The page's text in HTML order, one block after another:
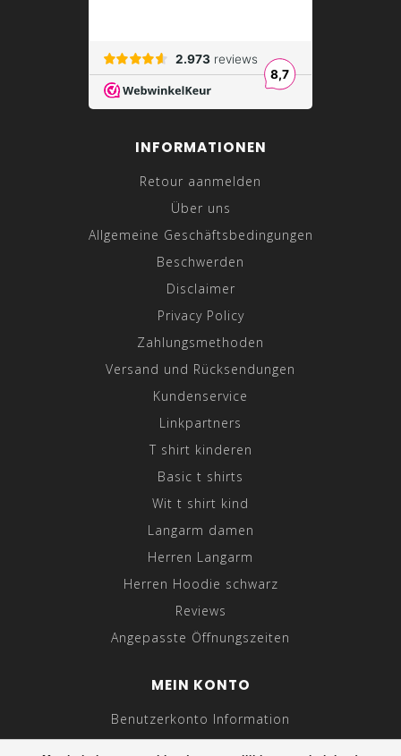
INFORMATIONEN
Retour aanmelden
Über uns
Allgemeine Geschäftsbedingungen
Beschwerden
Disclaimer
Privacy Policy
Zahlungsmethoden
Versand und Rücksendungen
Kundenservice
Linkpartners
T shirt kinderen
Basic t shirts
Wit t shirt kind
Langarm damen
Herren Langarm
Herren Hoodie schwarz
Reviews
Angepasste Öffnungszeiten
MEIN KONTO
Benutzerkonto Information
Meine Bestellungen